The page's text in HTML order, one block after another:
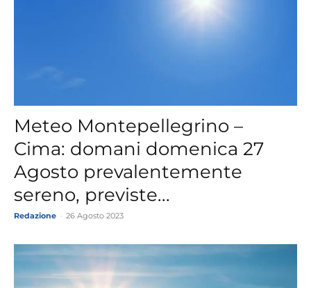
Meteo Montepellegrino –
Cima: domani domenica 27
Agosto prevalentemente
sereno, previste...
Redazione 26 Agosto 2023